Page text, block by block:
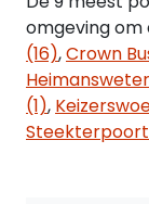
huuringang)
(CPI) reeks
gepubliceerd
Statistiek
omgeving om
(16),Crown
(1),
Steekterpoort